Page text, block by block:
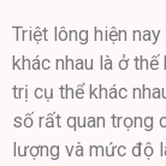
Triệt lông hiện
khác nhau là ở
trị cụ thể khác
số rất quan trọng
lượng và mức độ